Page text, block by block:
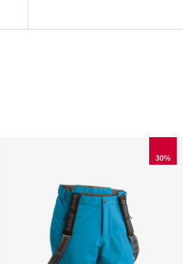
30%